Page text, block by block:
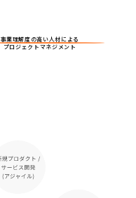
事業理解度の高い人材による
プロジェクトマネジメント